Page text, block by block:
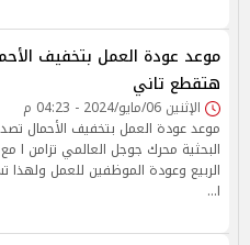
موعد عودة العمل بتخفيف
هتقطع تاني
الإثنين 06/مايو/2024 - 04:23 م
موعد عودة العمل بتخفيف الأحمال
البحثية محرك جوجل العالمي تزامن ا مع
الربيع وعودة الموظفين للعمل ولهذا
ا…